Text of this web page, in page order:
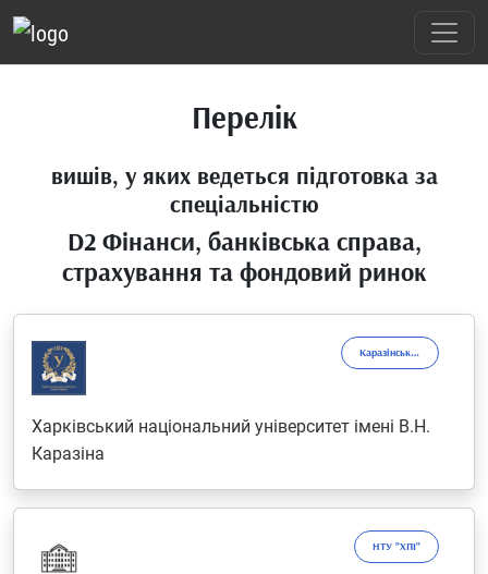
Перелік
вишів, у яких ведеться підготовка за
спеціальністю
D2 Фінанси, банківська справа,
страхування та фондовий ринок
Каразінський університет
Харківський національний університет імені В.Н.
Каразіна
НТУ "ХПІ"